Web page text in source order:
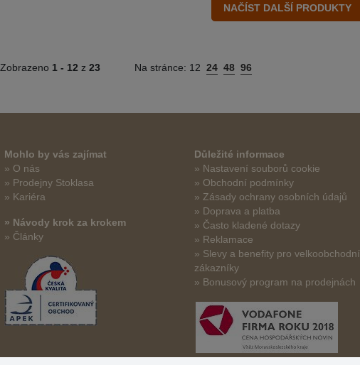
Zobrazeno 1 - 12 z 23 Na stránce: 12 24 48 96
Mohlo by vás zajímat
» O nás
» Prodejny Stoklasa
» Kariéra
» Návody krok za krokem
» Články
Důležité informace
» Nastavení souborů cookie
» Obchodní podmínky
» Zásady ochrany osobních údajů
» Doprava a platba
» Často kladené dotazy
» Reklamace
» Slevy a benefity pro velkoobchodní
zákazníky
» Bonusový program na prodejnách